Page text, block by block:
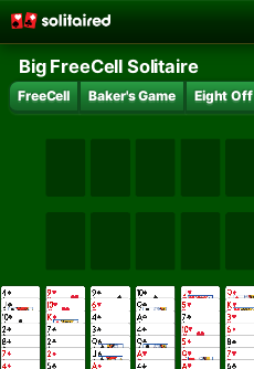
Big FreeCell Solitaire
FreeCell Baker's Game Eight Off